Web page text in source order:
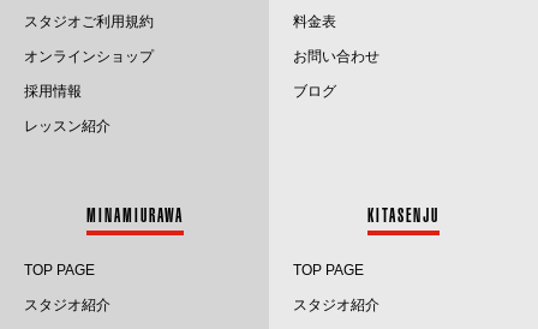
2025.5
2025.1
スタジオご利用規約
オンラインショップ
採用情報
レッスン紹介
料金表
お問い合わせ
ブログ
MINAMIURAWA
TOP PAGE
スタジオ紹介
KITASENJU
TOP PAGE
スタジオ紹介